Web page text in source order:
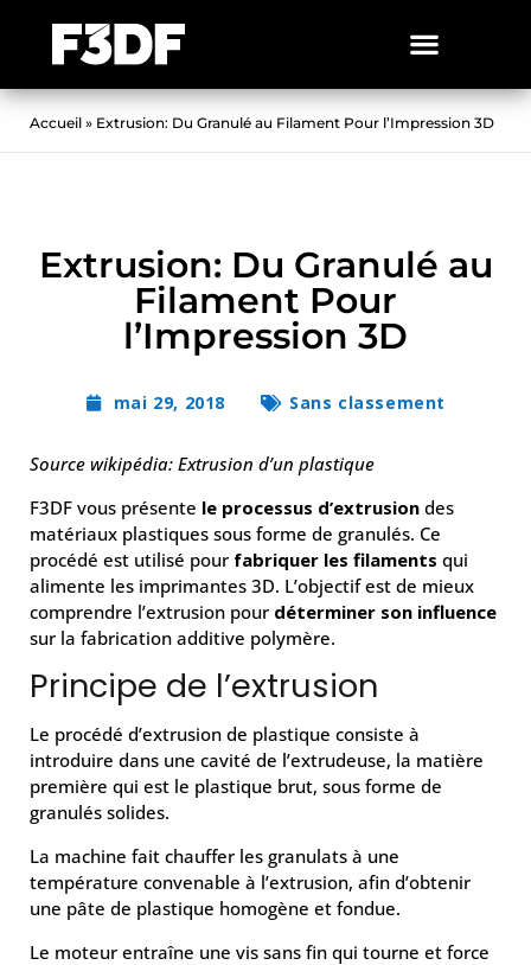
Accueil » Extrusion: Du Granulé au Filament Pour l’Impression 3D
Extrusion: Du Granulé au
Filament Pour
l’Impression 3D
mai 29, 2018 Sans classement
Source wikipédia: Extrusion d’un plastique
F3DF vous présente le processus d’extrusion des
matériaux plastiques sous forme de granulés. Ce
procédé est utilisé pour fabriquer les filaments qui
alimente les imprimantes 3D. L’objectif est de mieux
comprendre l’extrusion pour déterminer son influence
sur la fabrication additive polymère.
Principe de l’extrusion
Le procédé d’extrusion de plastique consiste à
introduire dans une cavité de l’extrudeuse, la matière
première qui est le plastique brut, sous forme de
granulés solides.
La machine fait chauffer les granulats à une
température convenable à l’extrusion, afin d’obtenir
une pâte de plastique homogène et fondue.
Le moteur entraîne une vis sans fin qui tourne et force